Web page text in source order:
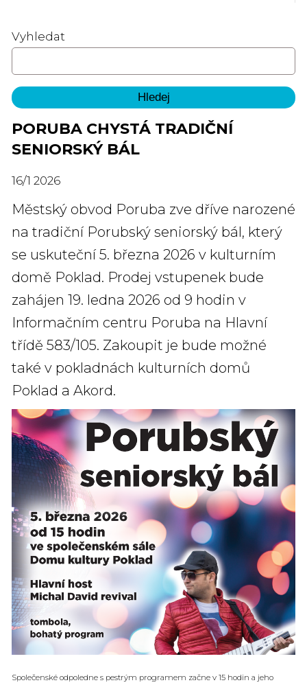
Vyhledat
PORUBA CHYSTÁ TRADIČNÍ
SENIORSKÝ BÁL
16/1 2026
Městský obvod Poruba zve dříve narozené
na tradiční Porubský seniorský bál, který
se uskuteční 5. března 2026 v kulturním
domě Poklad. Prodej vstupenek bude
zahájen 19. ledna 2026 od 9 hodin v
Informačním centru Poruba na Hlavní
třídě 583/105. Zakoupit je bude možné
také v pokladnách kulturních domů
Poklad a Akord.
Společenské odpoledne s pestrým programem začne v 15 hodin a jeho